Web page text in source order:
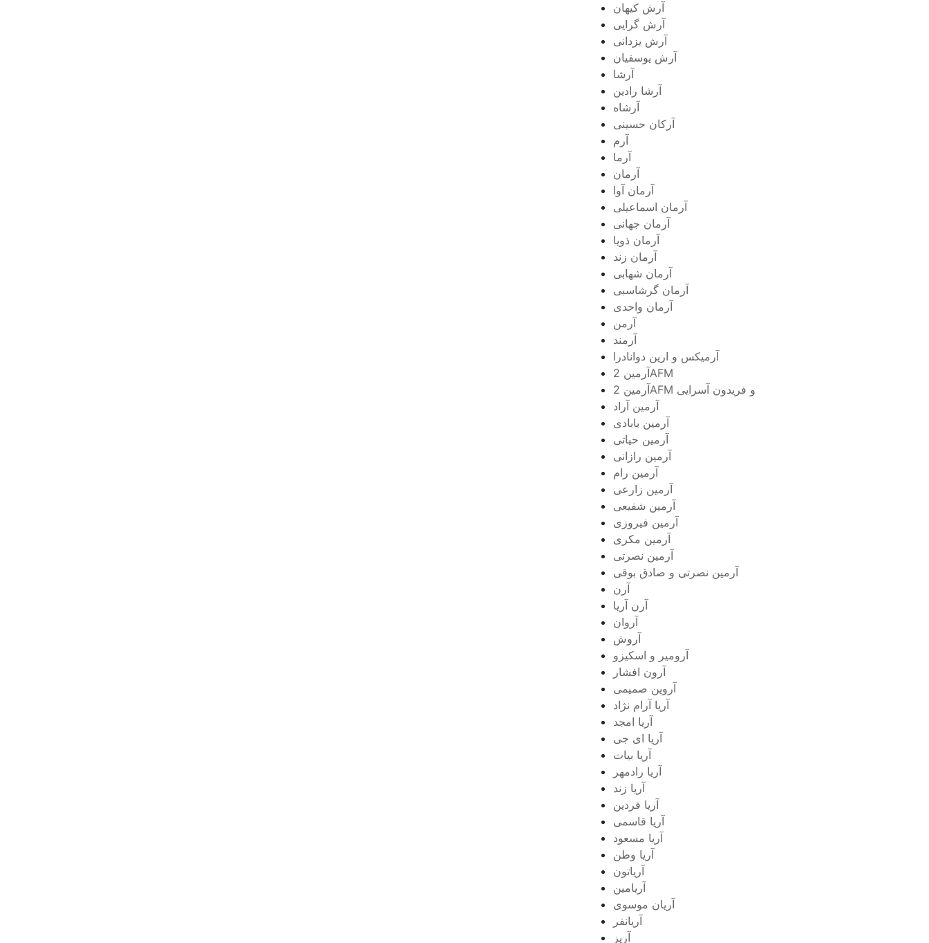
آرش کیهان
آرش گرایی
آرش یزدانی
آرش یوسفیان
آرشا
آرشا رادین
آرشاه
آرکان حسینی
آرم
آرما
آرمان
آرمان آوا
آرمان اسماعیلی
آرمان جهانی
آرمان ذویا
آرمان زند
آرمان شهابی
آرمان گرشاسبی
آرمان واحدی
آرمن
آرمند
آرمیکس و ارین دوانادرا
آرمین 2AFM
آرمین 2AFM و فریدون آسرایی
آرمین آراد
آرمین بابادی
آرمین حیاتی
آرمین رازانی
آرمین رام
آرمین زارعی
آرمین شفیعی
آرمین فیروزی
آرمین مکری
آرمین نصرتی
آرمین نصرتی و صادق بوقی
آرن
آرن آریا
آروان
آروش
آرومیر و اسکیزو
آرون افشار
آروین صمیمی
آریا آرام نژاد
آریا امجد
آریا ای جی
آریا بیات
آریا رادمهر
آریا زند
آریا فردین
آریا قاسمی
آریا مسعود
آریا وطن
آریاتون
آریامین
آریان موسوی
آریانفر
آریز